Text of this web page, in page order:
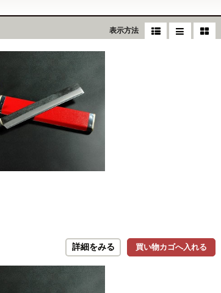
表示方法
買い物カゴへ入れる
詳細をみる